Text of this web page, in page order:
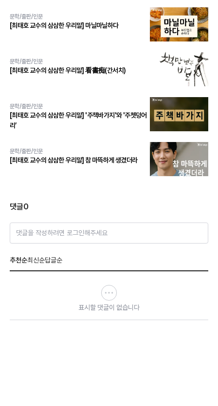
문학/출판/인문
[최태호 교수의 삼삼한 우리말] 마닐마닐하다
문학/출판/인문
[최태호 교수의 삼삼한 우리말] 看書痴(간서치)
문학/출판/인문
[최태호 교수의 삼삼한 우리말] '주책바가지'와 '주쳇덩어
리’
문학/출판/인문
[최태호 교수의 삼삼한 우리말] 참 마뜩하게 생겼더라
댓글0
댓글을 작성하려면 로그인해주세요
추천순최신순답글순
표시할 댓글이 없습니다